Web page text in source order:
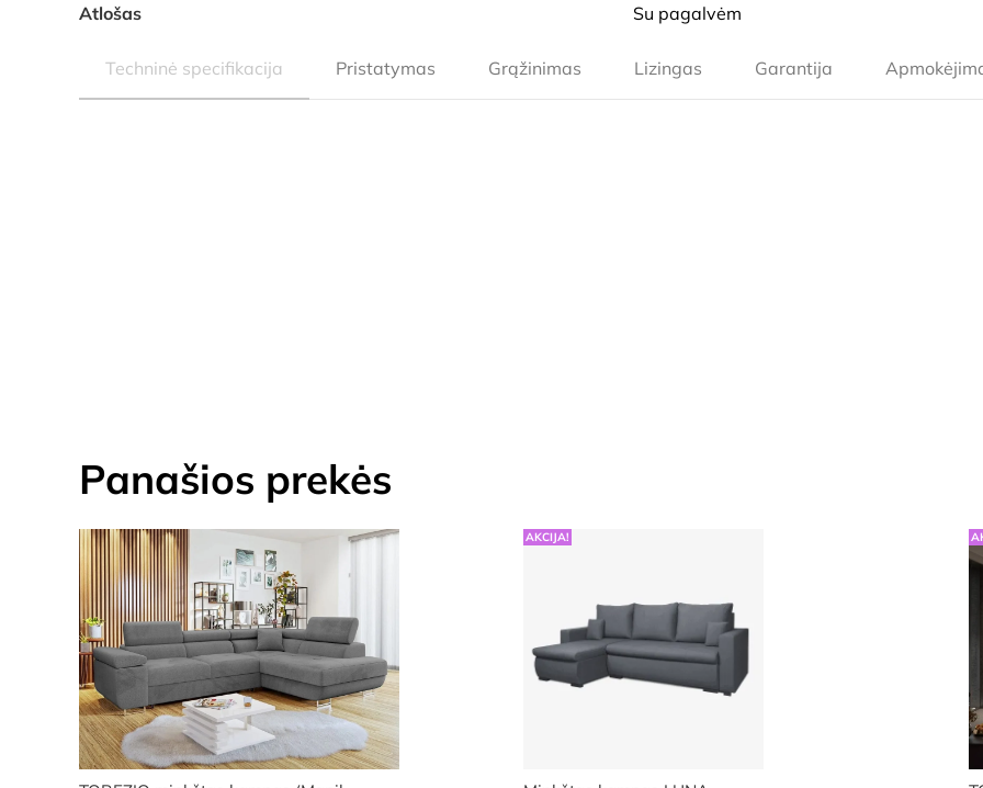
Atlošas Su pagalvėm
Techninė specifikacija Pristatymas Grąžinimas Lizingas Garantija
Panašios prekės
AKCIJA!